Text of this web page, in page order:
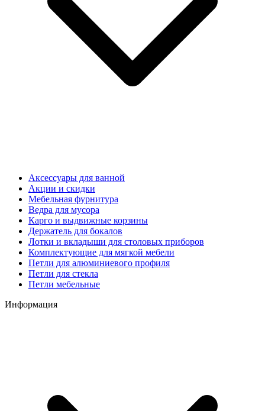
Аксессуары для ванной
Акции и скидки
Мебельная фурнитура
Ведра для мусора
Карго и выдвижные корзины
Держатель для бокалов
Лотки и вкладыши для столовых приборов
Комплектующие для мягкой мебели
Петли для алюминиевого профиля
Петли для стекла
Петли мебельные
Информация